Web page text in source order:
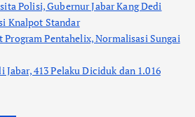
Polisi, Gubernur Jabar Kang Dedi
Knalpot Standar
Program Pentahelix, Normalisasi Sungai
Jabar, 413 Pelaku Diciduk dan 1.016